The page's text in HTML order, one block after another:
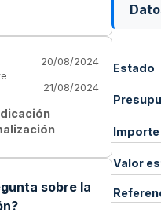
20/08/2024
21/08/2024
sobre la
Estado
Valor